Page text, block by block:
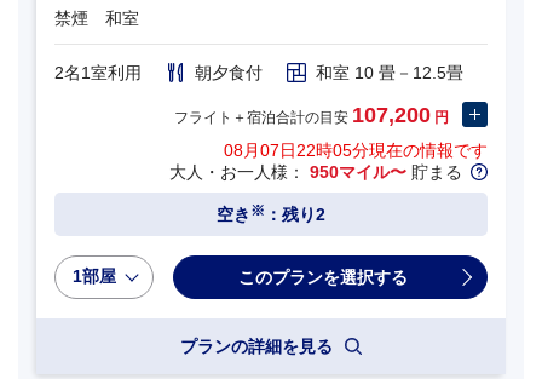
禁煙 和室
2名1室利用 朝夕食付 和室 10 畳－12.5畳
フライト＋宿泊合計の目安 107,200 円
08月07日22時05分現在の情報です
大人・お一人様： 950マイル〜 貯まる
空き ※ ：残り2
1部屋
プランの詳細を見る